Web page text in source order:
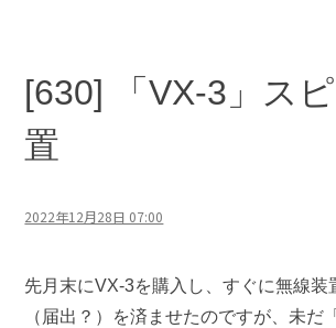
[630] 「VX-3」ス
置
2022年12月28日 07:00
先月末にVX-3を購入し、すぐに無線装
（届出？）を済ませたのですが、未だ